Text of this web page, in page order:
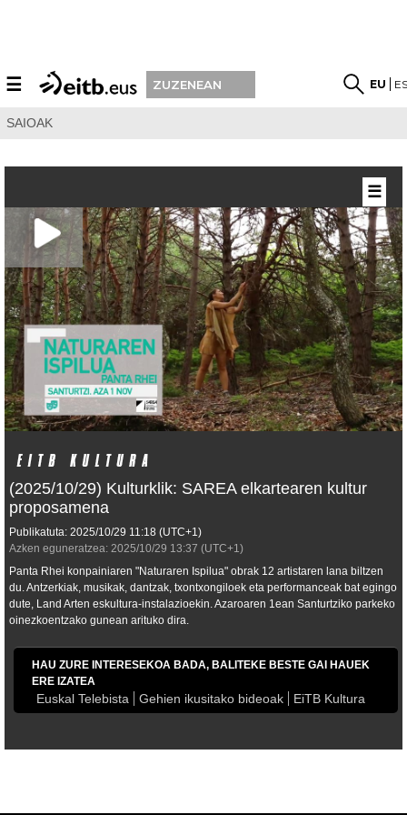
☰ ZUZENEAN EU
SAIOAK
(2025/10/29) Kulturklik: SAREA elkartearen kultur
proposamena
Publikatuta: 2025/10/29 11:18 (UTC+1)
Azken eguneratzea: 2025/10/29 13:37 (UTC+1)
Panta Rhei konpainiaren "Naturaren Ispilua" obrak 12 artistaren lana biltzen
du. Antzerkiak, musikak, dantzak, txontxongiloek eta performanceak bat egingo
dute, Land Arten eskultura-instalazioekin. Azaroaren 1ean Santurtziko parkeko
oinezkoentzako gunean arituko dira.
HAU ZURE INTERESEKOA BADA, BALITEKE BESTE GAI HAUEK
ERE IZATEA
Euskal Telebista Gehien ikusitako bideoak EiTB Kultura
☰